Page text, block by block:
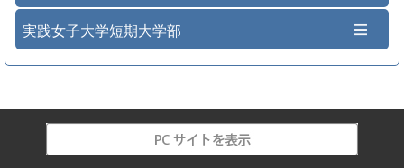
実践女子大学短期大学部